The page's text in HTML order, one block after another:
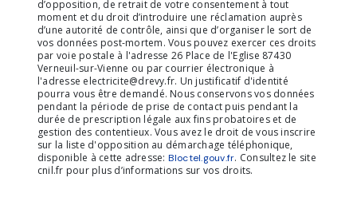
d’opposition, de retrait de votre consentement à tout
moment et du droit d’introduire une réclamation auprès
d’une autorité de contrôle, ainsi que d’organiser le sort de
vos données post-mortem. Vous pouvez exercer ces droits
par voie postale à l'adresse 26 Place de l'Eglise 87430
Verneuil-sur-Vienne ou par courrier électronique à
l'adresse electricite@drevy.fr. Un justificatif d'identité
pourra vous être demandé. Nous conservons vos données
pendant la période de prise de contact puis pendant la
durée de prescription légale aux fins probatoires et de
gestion des contentieux. Vous avez le droit de vous inscrire
sur la liste d'opposition au démarchage téléphonique,
disponible à cette adresse: Bloctel.gouv.fr. Consultez le site
cnil.fr pour plus d’informations sur vos droits.